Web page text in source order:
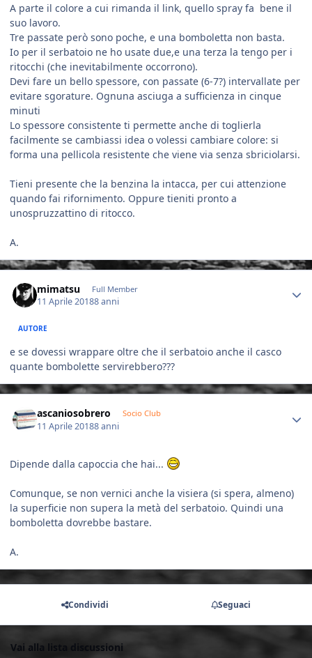
A parte il colore a cui rimanda il link, quello spray fa bene il
suo lavoro.
Tre passate però sono poche, e una bomboletta non basta.
Io per il serbatoio ne ho usate due,e una terza la tengo per i
ritocchi (che inevitabilmente occorrono).
Devi fare un bello spessore, con passate (6-7?) intervallate per
evitare sgorature. Ognuna asciuga a sufficienza in cinque
minuti
Lo spessore consistente ti permette anche di toglierla
facilmente se cambiassi idea o volessi cambiare colore: si
forma una pellicola resistente che viene via senza sbriciolarsi.
Tieni presente che la benzina la intacca, per cui attenzione
quando fai rifornimento. Oppure tieniti pronto a
unospruzzattino di ritocco.
A.
mimatsu Full Member
11 Aprile 20188 anni
AUTORE
e se dovessi wrappare oltre che il serbatoio anche il casco
quante bombolette servirebbero???
ascaniosobrero Socio Club
11 Aprile 20188 anni
Dipende dalla capoccia che hai...
Comunque, se non vernici anche la visiera (si spera, almeno)
la superficie non supera la metà del serbatoio. Quindi una
bomboletta dovrebbe bastare.
A.
Condividi Seguaci
Vai alla lista discussioni